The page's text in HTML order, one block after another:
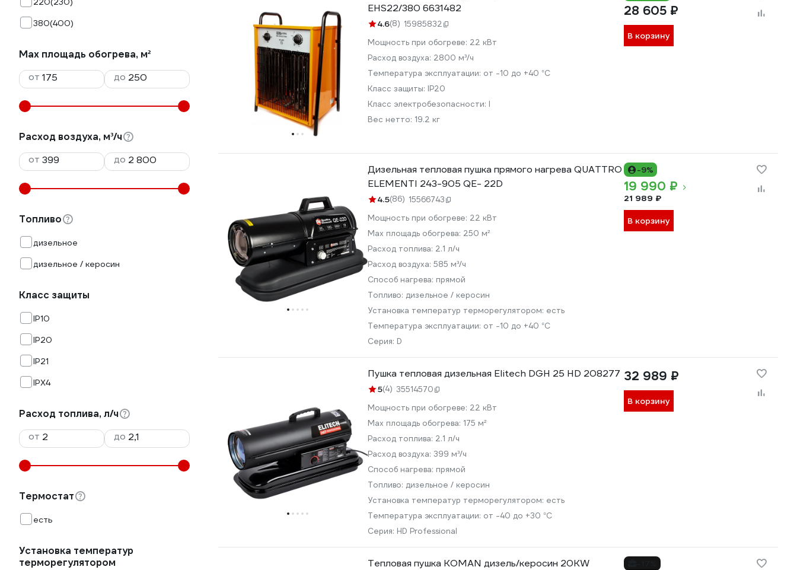
380(400)
Max площадь обогрева, м²
от
до
Расход воздуха, м³/ч
от
до
Топливо
дизельное
дизельное / керосин
Класс защиты
IP10
IP20
IP21
IPX4
Расход топлива, л/ч
от
до
Термостат
есть
Установка температур
терморегулятором
EHS22/380 6631482
4.6(8) 15985832
Мощность при обогреве: 22 кВт
Расход воздуха: 2800 м³/ч
Температура эксплуатации: от -10 до +40 °С
Класс защиты: IP20
Класс электробезопасности: I
Вес нетто: 19.2 кг
28 605 ₽
В корзину
Дизельная тепловая пушка прямого нагрева QUATTRO
ELEMENTI 243-905 QE- 22D
4.5(86) 15566743
Мощность при обогреве: 22 кВт
Max площадь обогрева: 250 м²
Расход топлива: 2.1 л/ч
Расход воздуха: 585 м³/ч
Способ нагрева: прямой
Топливо: дизельное / керосин
Установка температур терморегулятором: есть
Температура эксплуатации: от -10 до +40 °С
Серия: D
-9%
19 990 ₽
21 989 ₽
В корзину
Пушка тепловая дизельная Elitech DGH 25 HD 208277
5(4) 35514570
Мощность при обогреве: 22 кВт
Max площадь обогрева: 175 м²
Расход топлива: 2.1 л/ч
Расход воздуха: 399 м³/ч
Способ нагрева: прямой
Топливо: дизельное / керосин
Установка температур терморегулятором: есть
Температура эксплуатации: от -40 до +30 °С
Серия: HD Professional
32 989 ₽
В корзину
Тепловая пушка KOMAN дизель/керосин 20KW